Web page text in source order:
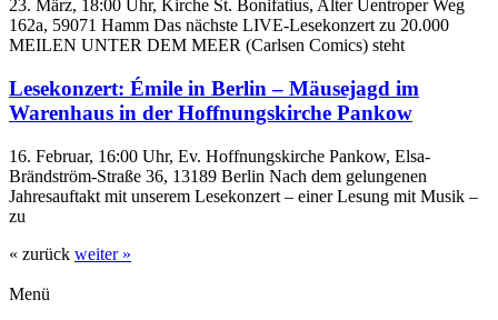
23. März, 18:00 Uhr, Kirche St. Bonifatius, Alter Uentroper Weg
162a, 59071 Hamm Das nächste LIVE-Lesekonzert zu 20.000
MEILEN UNTER DEM MEER (Carlsen Comics) steht
Lesekonzert: Émile in Berlin – Mäusejagd im
Warenhaus in der Hoffnungskirche Pankow
16. Februar, 16:00 Uhr, Ev. Hoffnungskirche Pankow, Elsa-
Brändström-Straße 36, 13189 Berlin Nach dem gelungenen
Jahresauftakt mit unserem Lesekonzert – einer Lesung mit Musik –
zu
« zurück weiter »
Menü